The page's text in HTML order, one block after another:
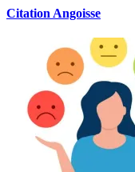
Citation Angoisse